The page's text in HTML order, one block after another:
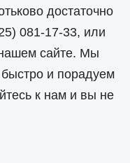
достаточно
081-17-33, или
сайте. Мы
и порадуем
к нам и вы не